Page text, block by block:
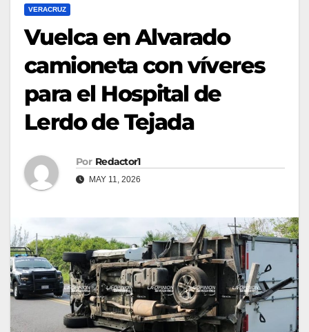
VERACRUZ
Vuelca en Alvarado
camioneta con víveres
para el Hospital de
Lerdo de Tejada
Por Redactor1
MAY 11, 2026